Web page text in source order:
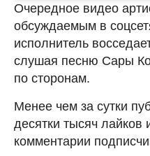
Очередное видео
обсуждаемым в
исполнитель
слушая песню Сары
по сторонам.
Менее чем за сутки
десятки тысяч лайков
комментарии